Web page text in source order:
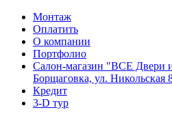
Монтаж
Оплатить
О компании
Портфолио
Салон-магазин "ВСЕ Двери
Борщаговка, ул. Никольская
Кредит
3-D тур